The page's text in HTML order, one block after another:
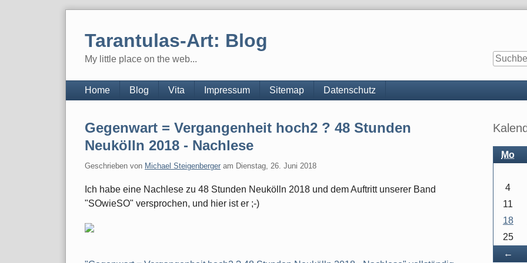
Tarantulas-Art: Blog
My little place on the web...
Navigation
Home Blog Vita Impressum Sitemap Datenschutz
Gegenwart = Vergangenheit hoch2 ? 48 Stunden
Neukölln 2018 - Nachlese
Geschrieben von Michael Steigenberger am Dienstag, 26. Juni 2018
Ich habe eine Nachlese zu 48 Stunden Neukölln 2018 und dem Auftritt unserer Band
"SOwieSO" versprochen, und hier ist er ;-)
Mo
←
4
11
18
25